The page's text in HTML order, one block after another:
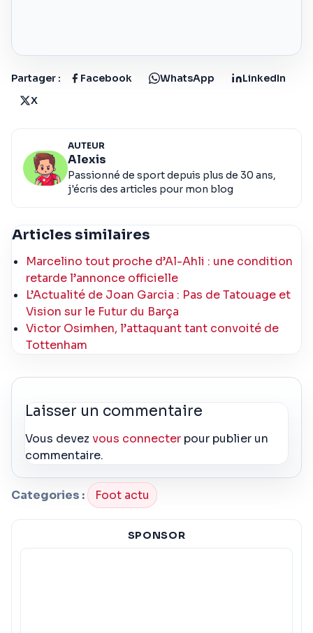
Partager : Facebook WhatsApp
LinkedIn
X
AUTEUR
Alexis
Passionné de sport depuis plus de 30 ans,
j'écris des articles pour mon blog
Articles similaires
Marcelino tout proche d’Al-Ahli : une condition
retarde l’annonce officielle
L’Actualité de Joan Garcia : Pas de Tatouage et
Vision sur le Futur du Barça
Victor Osimhen, l’attaquant tant convoité de
Tottenham
Laisser un commentaire
Vous devezvous connecter pour publier un
commentaire.
Categories : Foot actu
SPONSOR